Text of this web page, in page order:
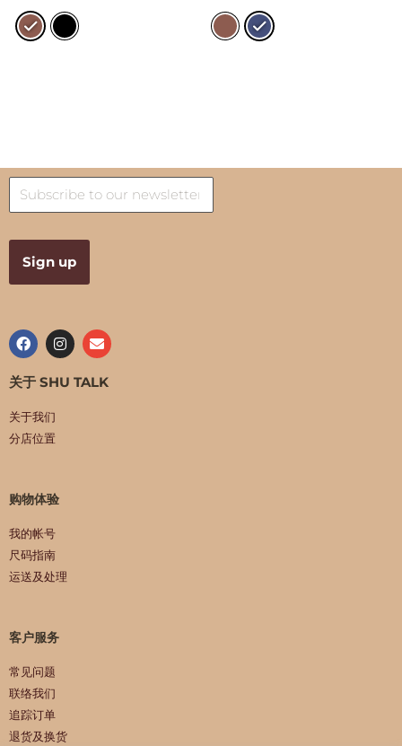
关于 SHU TALK
关于我们
分店位置
购物体验
我的帐号
尺码指南
运送及处理
客户服务
常见问题
联络我们
追踪订单
退货及换货